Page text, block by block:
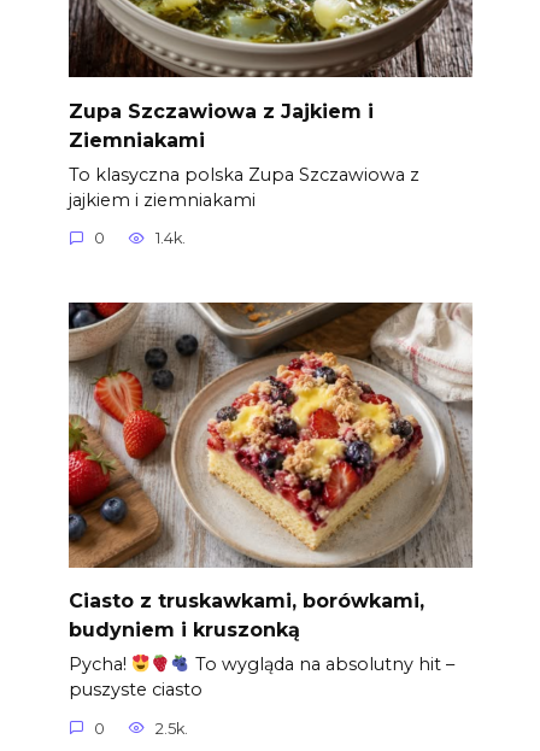
Zupa Szczawiowa z Jajkiem i
Ziemniakami
To klasyczna polska Zupa Szczawiowa z
jajkiem i ziemniakami
0 1.4k.
Ciasto z truskawkami, borówkami,
budyniem i kruszonką
Pycha!
To wygląda na absolutny hit –
puszyste ciasto
0 2.5k.